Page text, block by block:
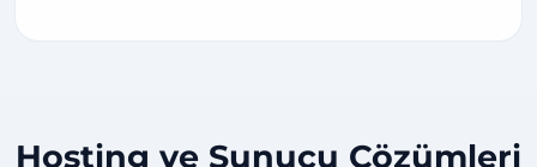
Hosting ve Sunucu Çözümleri